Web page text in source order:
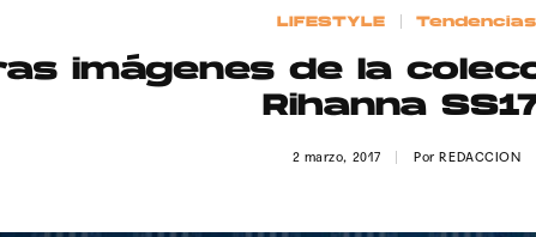
LIFESTYLE Tendencias
imágenes de la
Rihanna
2 marzo, 2017 PorREDACCION